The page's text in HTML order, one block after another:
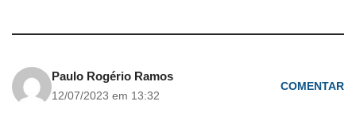
Paulo Rogério Ramos
12/07/2023 em 13:32
COMENTAR